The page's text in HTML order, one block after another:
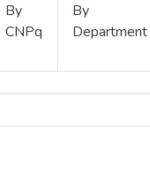
By
CNPq
By
Department